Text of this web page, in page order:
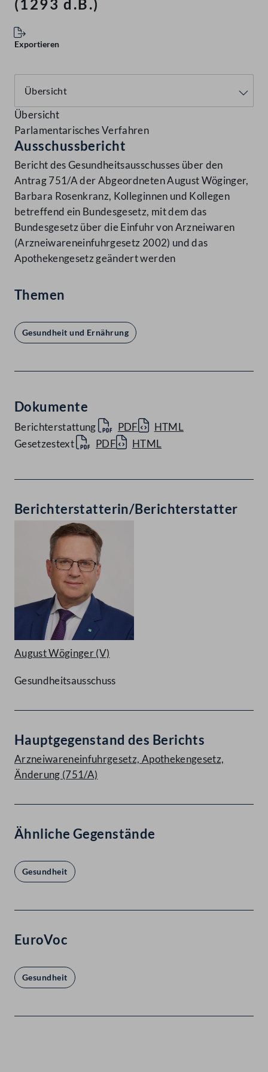
(1293 d.B.)
Exportieren
Übersicht
Parlamentarisches Verfahren
Ausschussbericht
Bericht des Gesundheitsausschusses über den
Antrag 751/A der Abgeordneten August Wöginger,
Barbara Rosenkranz, Kolleginnen und Kollegen
betreffend ein Bundesgesetz, mit dem das
Bundesgesetz über die Einfuhr von Arzneiwaren
(Arzneiwareneinfuhrgesetz 2002) und das
Apothekengesetz geändert werden
Themen
Gesundheit und Ernährung
Dokumente
Berichterstattung PDF
HTML
Gesetzestext
PDF HTML
Berichterstatterin/Berichterstatter
August Wöginger(V)
Gesundheitsausschuss
Hauptgegenstand des Berichts
Arzneiwareneinfuhrgesetz, Apothekengesetz,
Änderung (751/A)
Ähnliche Gegenstände
Gesundheit
EuroVoc
Gesundheit